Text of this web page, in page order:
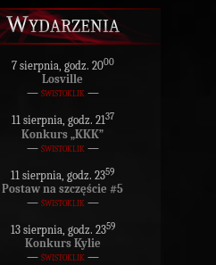
Wydarzenia
7 sierpnia, godz. 2000
Losville
— świstoklik—
11 sierpnia, godz. 2137
Konkurs „KKK”
— świstoklik —
11 sierpnia, godz. 2359
Postaw na szczęście #5
— świstoklik —
13 sierpnia, godz. 2359
Konkurs Kylie
— świstoklik—